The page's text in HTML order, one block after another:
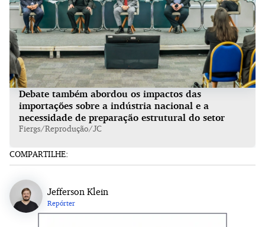
Debate também abordou os impactos das
importações sobre a indústria nacional e a
necessidade de preparação estrutural do setor
Fiergs/Reprodução/JC
COMPARTILHE:
Jefferson Klein
Repórter